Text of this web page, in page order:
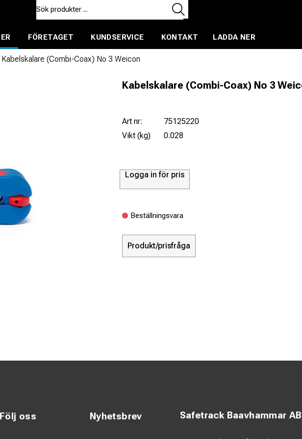
FÖRETAGET KUNDSERVICE KONTAKT LADDA NER
Kabelskalare (Combi-Coax) No 3 Weicon
Kabelskalare (Combi-Coax) No 3
Art nr:
75125220
Vikt (kg)
0.028
Logga in för pris
Beställningsvara
Produkt/prisfråga
Följ oss Nyhetsbrev Safetrack Baavhammar AB